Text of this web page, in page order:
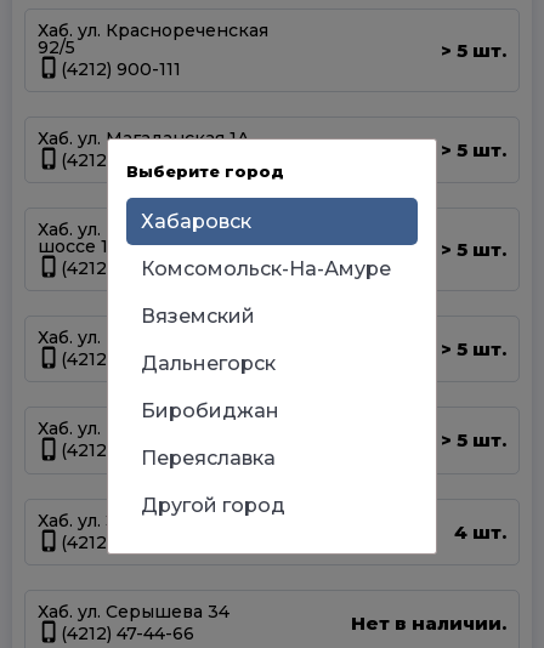
Хаб. ул. Краснореченская
92/5
(4212) 900-111
> 5 шт.
Хаб. ул. Магаданская 1А
(4212) 63-39-83
> 5 шт.
Хаб. ул. Матвеевское
шоссе 13А
(4212) 69-93-93
> 5 шт.
Хаб. ул. Панфиловцев 14Б
(4212) 63-22-47
> 5 шт.
Хаб. ул. Шелеста 83
(4212) 93-68-68
> 5 шт.
Хаб. ул. Энтузиастов 1
(4212) 67-58-85
4 шт.
Хаб. ул. Серышева 34
(4212) 47-44-66
Нет в наличии.
Выберите город
Хабаровск
Комсомольск-На-Амуре
Вяземский
Дальнегорск
Биробиджан
Переяславка
Другой город